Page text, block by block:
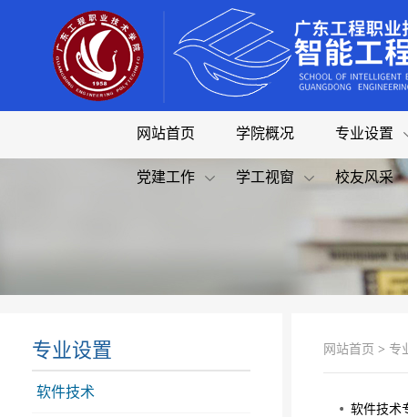
网站首页 学院概况 专业设置
党建工作 学工视窗 校友风采
专业设置
软件技术
网站首页 > 专
软件技术